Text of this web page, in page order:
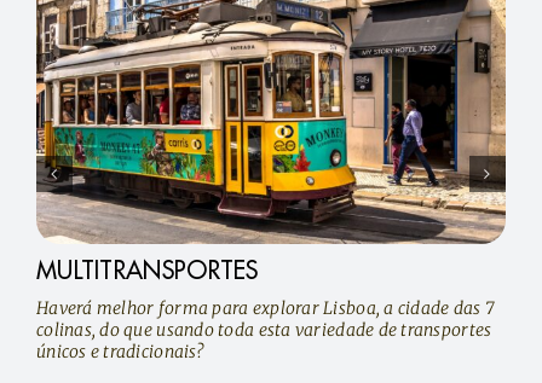
MULTITRANSPORTES
Haverá melhor forma para explorar Lisboa, a cidade das 7
colinas, do que usando toda esta variedade de transportes
únicos e tradicionais?